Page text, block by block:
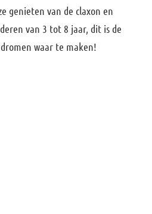
genieten van de claxon en
van 3 tot 8 jaar, dit is de
waar te maken!